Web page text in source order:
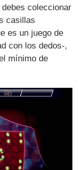
coleccionar
casillas
es un juego de
con los dedos-,
mínimo de